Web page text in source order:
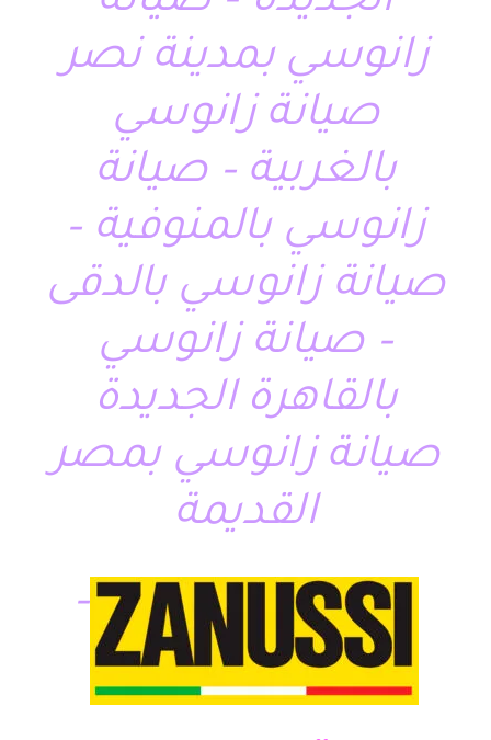
زانوسي بمدينة نصر
صيانة زانوسي
بالغربية – صيانة
زانوسي بالمنوفية –
صيانة زانوسي بالدقى
– صيانة زانوسي
بالقاهرة الجديدة
صيانة زانوسي بمصر
القديمة
–